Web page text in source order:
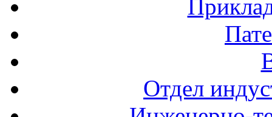
Отдел